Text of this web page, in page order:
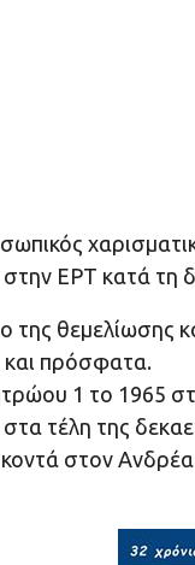
ΕΡΤ κατά τη
της θεμελίωσης
και πρόσφατα.
1 το 1965
τέλη της
στον Ανδρέα